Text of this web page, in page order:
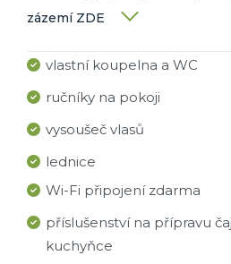
zázemí ZDE
vlastní koupelna a WC
ručníky na pokoji
vysoušeč vlasů
lednice
Wi-Fi připojení zdarma
příslušenství na přípravu
kuchyňce